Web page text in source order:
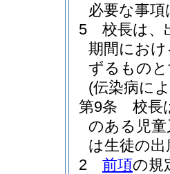
必要な事
5
校長は、
期間にお
ずるもの
(伝染病に
第9条
校長
のある児
は生徒の
2
前項の規